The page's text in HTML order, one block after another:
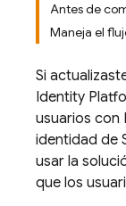
Antes de
Maneja el
Si
Identity
usuarios con
identidad de
usar la
que los